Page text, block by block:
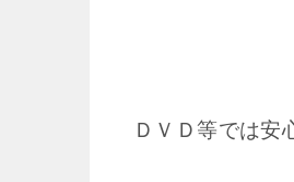
ＤＶＤ等では安